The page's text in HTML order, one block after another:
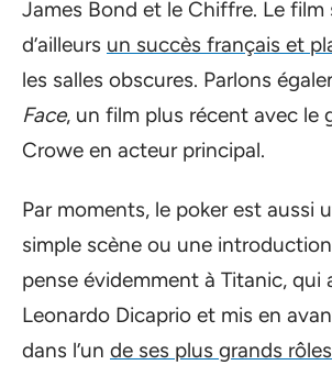
James Bond et le Chiffre. Le film
d’ailleurs un succès français et
les salles obscures. Parlons
Face, un film plus récent avec le
Crowe en acteur principal.
Par moments, le poker est aussi
simple scène ou une
pense évidemment à Titanic, qui
Leonardo Dicaprio et mis en
dans l’un de ses plus grands rôles